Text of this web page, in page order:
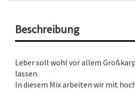
Beschreibung
Leber soll wohl vor allem
lassen.
In diesem Mix arbeiten wir mit